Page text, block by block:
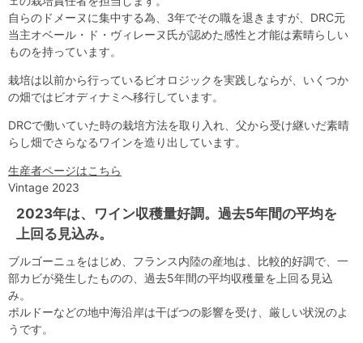
自らのドメーヌに集中する為、3年でその職を退きますが、DRC元
当主オベール・ド・ヴィレーヌ氏が認めた感性と才能は素晴らしい
ものを持っています。
栽培は以前から行っているビオロジックを実践しならが、いくつか
の畑ではビオディナミへ移行しています。
DRCで働いていた時の栽培方法を取り入れ、父から受け継いだ素晴
らし畑でさらなるワインを造り出しています。
生産者ページはこちら
Vintage 2023
2023年は、ワイン収穫量好調。過去5年間の平均を
上回る見込み。
ブルゴーニュをはじめ、フランス内陸の産地は、比較的好調で、一
部カビが発生したものの、過去5年間の平均収穫量を上回る見込
み。
ボルドーなどの地中海沿岸は干ばつの影響を受け、厳しい状況のよ
うです。